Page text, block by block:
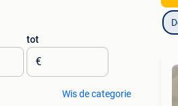
tot
€
Wis de categorie